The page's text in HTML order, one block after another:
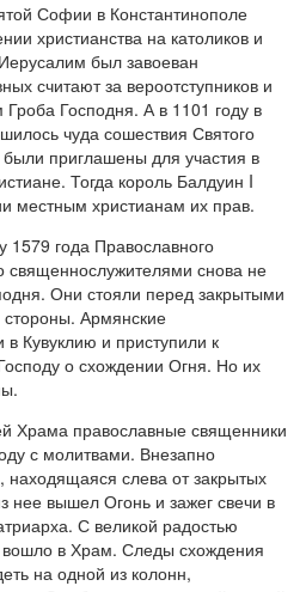
Софии в Константинополе
христианства на католиков и
был завоеван
считают за вероотступников и
Господня. А в 1101 году в
чуда сошествия Святого
были приглашены для участия в
Тогда король Балдуин I
местным христианам их прав.
года Православного
снова не
Они стояли перед закрытыми
Армянские
Кувуклию и приступили к
о схождении Огня. Но их
Храма православные священники
с молитвами. Внезапно
слева от закрытых
нее вышел Огонь и зажег свечи в
С великой радостью
вошло в Храм. Следы схождения
на одной из колонн,